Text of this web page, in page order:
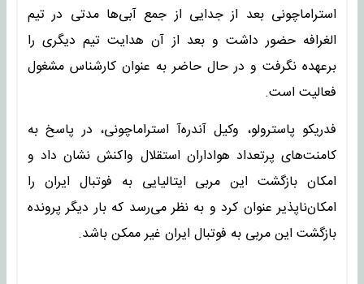
استراماچونی بعد از جدایی از جمع آبی‌ها مدتی در تیم
الغرافه حضور داشت و بعد از آن هدایت تیم دیگری را
برعهده نگرفت و در حال حاضر به عنوان کارشناس مشغول
فعالیت است.
فدریکو پاسترولو، وکیل آندره‌آ استراماچونی، در پاسخ به
کامنت‌های پرتعداد هواداران استقلال واکنش نشان داد و
امکان بازگشت این مربی ایتالیایی به فوتبال ایران را
امکان‌ناپذیر عنوان کرد و به نظر می‌رسد که بار دیگر پرونده
بازگشت این مربی به فوتبال ایران غیر ممکن باشد.